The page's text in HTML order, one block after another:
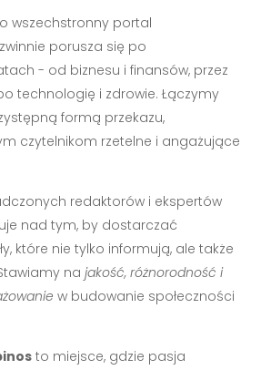
wszechstronny portal
porusza się po
- od biznesu i finansów, przez
technologię i zdrowie. Łączymy
formą przekazu,
czytelnikom rzetelne i angażujące
redaktorów i ekspertów
nad tym, by dostarczać
które nie tylko informują, ale także
najakość, różnorodność i
w budowanie społeczności
to miejsce, gdzie pasja